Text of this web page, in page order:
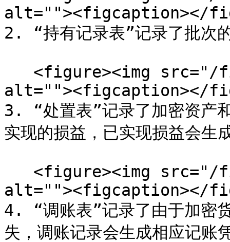
alt=""><figcaption></
2. “持有记录表”记录了批次
alt=""><figcaption></
3. “处置表”记录了加密资产
实现的损益，已实现损益会生
alt=""><figcaption></
4. “调账表”记录了由于加密
失，调账记录会生成相应记账